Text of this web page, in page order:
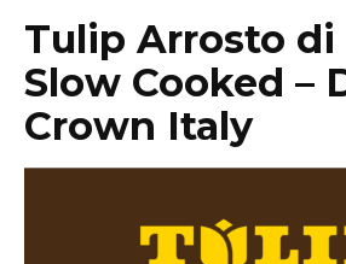
Tulip Arrosto di
Slow Cooked –
Crown Italy